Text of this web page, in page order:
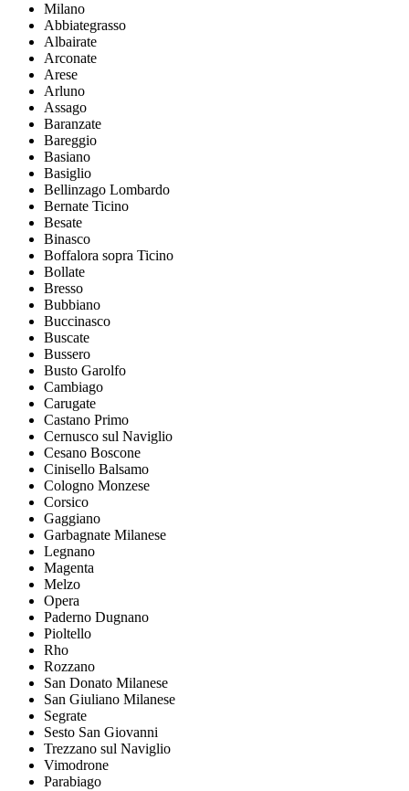
Milano
Abbiategrasso
Albairate
Arconate
Arese
Arluno
Assago
Baranzate
Bareggio
Basiano
Basiglio
Bellinzago Lombardo
Bernate Ticino
Besate
Binasco
Boffalora sopra Ticino
Bollate
Bresso
Bubbiano
Buccinasco
Buscate
Bussero
Busto Garolfo
Cambiago
Carugate
Castano Primo
Cernusco sul Naviglio
Cesano Boscone
Cinisello Balsamo
Cologno Monzese
Corsico
Gaggiano
Garbagnate Milanese
Legnano
Magenta
Melzo
Opera
Paderno Dugnano
Pioltello
Rho
Rozzano
San Donato Milanese
San Giuliano Milanese
Segrate
Sesto San Giovanni
Trezzano sul Naviglio
Vimodrone
Parabiago